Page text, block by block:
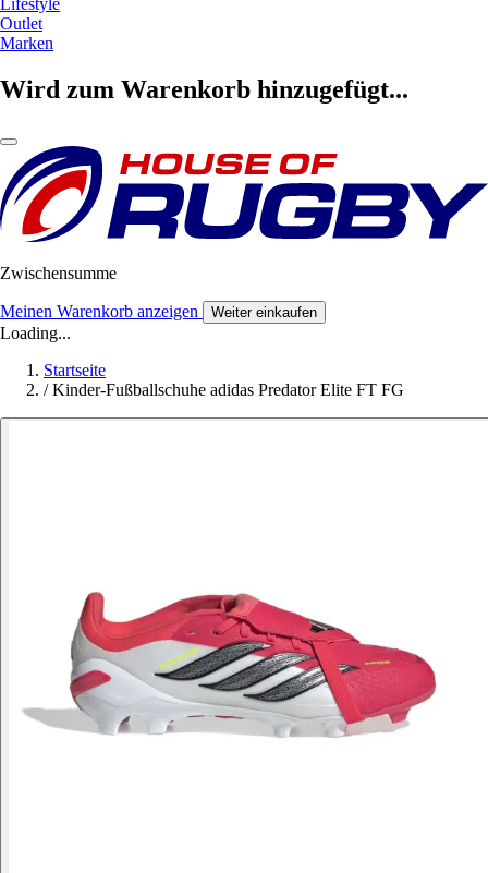
Lifestyle
Outlet
Marken
Wird zum Warenkorb hinzugefügt...
Zwischensumme
Meinen Warenkorb anzeigen Weiter einkaufen
Loading...
Startseite
/ Kinder-Fußballschuhe adidas Predator Elite FT FG